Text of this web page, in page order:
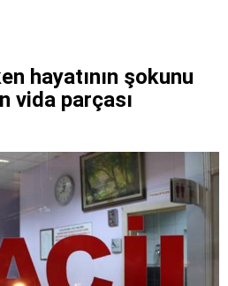
hayatının şokunu
vida parçası